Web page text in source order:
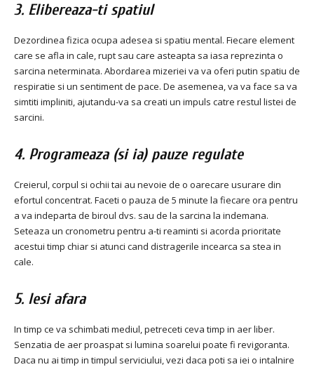
3. Elibereaza-ti spatiul
Dezordinea fizica ocupa adesea si spatiu mental. Fiecare element
care se afla in cale, rupt sau care asteapta sa iasa reprezinta o
sarcina neterminata. Abordarea mizeriei va va oferi putin spatiu de
respiratie si un sentiment de pace. De asemenea, va va face sa va
simtiti impliniti, ajutandu-va sa creati un impuls catre restul listei de
sarcini.
4. Programeaza (si ia) pauze regulate
Creierul, corpul si ochii tai au nevoie de o oarecare usurare din
efortul concentrat. Faceti o pauza de 5 minute la fiecare ora pentru
a va indeparta de biroul dvs. sau de la sarcina la indemana.
Seteaza un cronometru pentru a-ti reaminti si acorda prioritate
acestui timp chiar si atunci cand distragerile incearca sa stea in
cale.
5. Iesi afara
In timp ce va schimbati mediul, petreceti ceva timp in aer liber.
Senzatia de aer proaspat si lumina soarelui poate fi revigoranta.
Daca nu ai timp in timpul serviciului, vezi daca poti sa iei o intalnire